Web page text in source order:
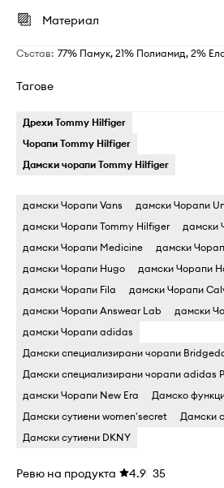
Материал
Състав: 77% Памук, 21% Полиамид, 2%
Тагове
Дрехи Tommy Hilfiger
Чорапи Tommy Hilfiger
Дамски чорапи Tommy Hilfiger
дамски Чорапи Vans
дамски Чорапи
дамски Чорапи Tommy Hilfiger
дамски
дамски Чорапи Medicine
дамски
дамски Чорапи Hugo
дамски Чорапи
дамски Чорапи Fila
дамски Чорапи
дамски Чорапи Answear Lab
дамски
дамски Чорапи adidas
Дамски специализирани чорапи
Дамски специализирани чорапи adidas
дамски Чорапи New Era
Дамско
Дамски сутиени women'secret
Дамски
Дамски сутиени DKNY
Ревю на продукта 4.9 35